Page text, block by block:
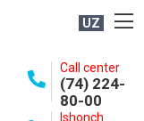
UZ
Call center
(74) 224-
80-00
Ishonch